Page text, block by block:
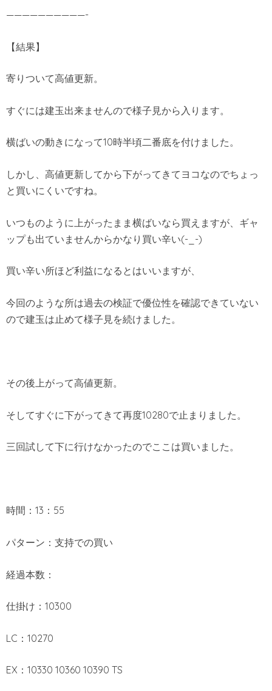
——————————-
【結果】
寄りついて高値更新。
すぐには建玉出来ませんので様子見から入ります。
横ばいの動きになって10時半頃二番底を付けました。
しかし、高値更新してから下がってきてヨコなのでちょっ
と買いにくいですね。
いつものように上がったまま横ばいなら買えますが、ギャ
ップも出ていませんからかなり買い辛い(-_-)
買い辛い所ほど利益になるとはいいますが、
今回のような所は過去の検証で優位性を確認できていない
ので建玉は止めて様子見を続けました。
その後上がって高値更新。
そしてすぐに下がってきて再度10280で止まりました。
三回試して下に行けなかったのでここは買いました。
時間：13：55
パターン：支持での買い
経過本数：
仕掛け：10300
LC：10270
EX：10330 10360 10390 TS